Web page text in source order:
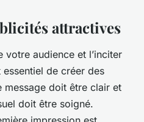
attractives
votre audience et l’inciter
essentiel de créer des
message doit être clair et
doit être soigné.